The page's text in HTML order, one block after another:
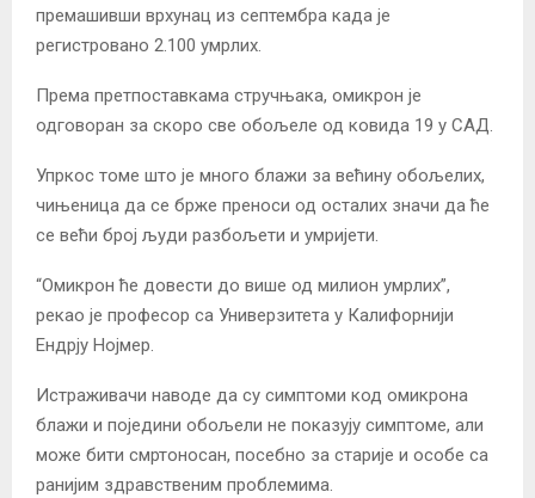
премашивши врхунац из септембра када је
регистровано 2.100 умрлих.
Према претпоставкама стручњака, омикрон је
одговоран за скоро све обољеле од ковида 19 у САД.
Упркос томе што је много блажи за већину обољелих,
чињеница да се брже преноси од осталих значи да ће
се већи број људи разбољети и умријети.
“Омикрон ће довести до више од милион умрлих”,
рекао је професор са Универзитета у Калифорнији
Ендрју Нојмер.
Истраживачи наводе да су симптоми код омикрона
блажи и поједини обољели не показују симптоме, али
може бити смртоносан, посебно за старије и особе са
ранијим здравственим проблемима.